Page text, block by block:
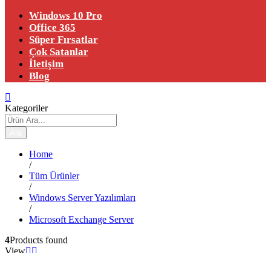
Windows 10 Pro
Office 365
Süper Fırsatlar
Çok Satanlar
İletişim
Blog
Kategoriler
Home
/
Tüm Ürünler
/
Windows Server Yazılımları
/
Microsoft Exchange Server
4Products found
View